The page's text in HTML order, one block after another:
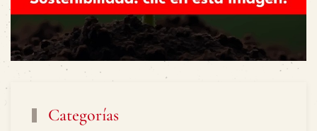
Categorías